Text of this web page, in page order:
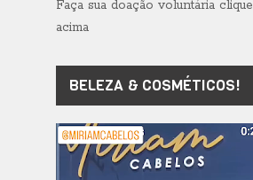
Faça sua doação voluntária clique
acima
BELEZA & COSMÉTICOS!